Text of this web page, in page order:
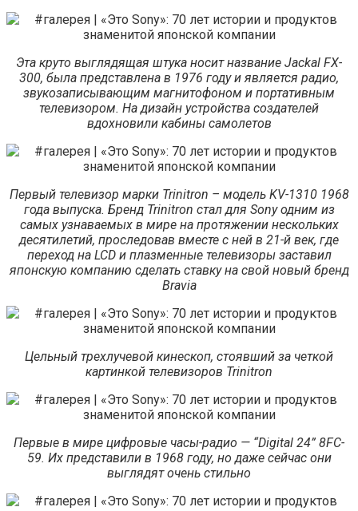
Эта круто выглядящая штука носит название Jackal FX-
300, была представлена в 1976 году и является радио,
звукозаписывающим магнитофоном и портативным
телевизором. На дизайн устройства создателей
вдохновили кабины самолетов
Первый телевизор марки Trinitron – модель KV-1310 1968
года выпуска. Бренд Trinitron стал для Sony одним из
самых узнаваемых в мире на протяжении нескольких
десятилетий, проследовав вместе с ней в 21-й век, где
переход на LCD и плазменные телевизоры заставил
японскую компанию сделать ставку на свой новый бренд
Bravia
Цельный трехлучевой кинескоп, стоявший за четкой
картинкой телевизоров Trinitron
Первые в мире цифровые часы-радио — “Digital 24” 8FC-
59. Их представили в 1968 году, но даже сейчас они
выглядят очень стильно